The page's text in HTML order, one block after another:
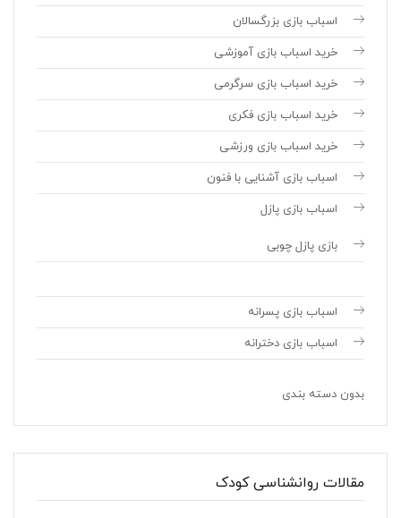
اسباب بازی بزرگسالان
خرید اسباب بازی آموزشی
خرید اسباب بازی سرگرمی
خرید اسباب بازی فکری
خرید اسباب بازی ورزشی
اسباب بازی آشنایی با فنون
اسباب بازی پازل
بازی پازل چوبی
اسباب بازی پسرانه
اسباب بازی دخترانه
بدون دسته بندی
مقالات روانشناسی کودک